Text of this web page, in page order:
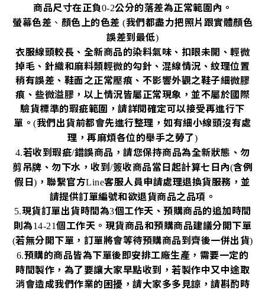
商品尺寸在正負0-2公分的落差為正常範圍內。
螢幕色差 、 顏色上的色差 (我們都盡力把照片跟實體顏色
誤差到最低)
衣服線頭較長、全新商品的染料氣味、扣眼未開、輕微
掉毛、針織和麻料類輕微的勾針、混線情況、紋理位置
稍有誤差、鞋面之正常壓痕、不影響外觀之鞋子細微膠
痕、些微溢膠，以上情況皆屬正常現象，並不屬於國際
驗貨標準的瑕疵範圍，請詳閱確定可以接受再進行下
單。(我們出貨前都會先進行整理，如有細小線頭沒有處
理，再麻煩各位的舉手之勞了)
4.若收到瑕疵/錯誤商品，請您保持商品為全新狀態、勿
剪吊牌、勿下水，收到 /簽收商品當日起計算七日內(含例
假日) ，聯繫官方Line客服人員申請處理退換貨服務，並
請提供訂單編號和欲退貨商品之品項。
5.現貨訂單出貨時間為3個工作天、預購商品的追加時間
則為14-21個工作天。現貨商品和預購商品建議分開下單
(若無分開下單，訂單將會等待預購商品到齊後一併出貨)
6.預購的商品皆為下單後即安排工廠生產，需要一定的
時間製作，為了要讓大家早點收到，若製作中又中途取
消會造成我們作業的困擾，請大家多多見諒，請斟酌時